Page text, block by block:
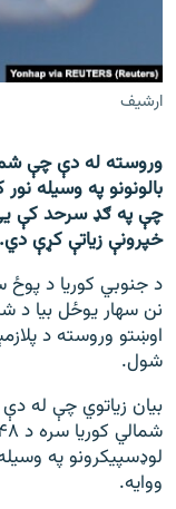
دري پاڼه
Azadi English
راسره ملګري شئ
د ازادې اروپا/
ارشیف
وروسته له دې چې
بالونونو په وسیله
چې په ګډ سرحد کې
خپرونې زیاتې کړې دي.
د جنوبي کوریا د
نن سهار یوځل بیا د
اوښتو وروسته د
شول.
بیان زیاتوي چې له
لوډسپیکرونو په
ووایه.